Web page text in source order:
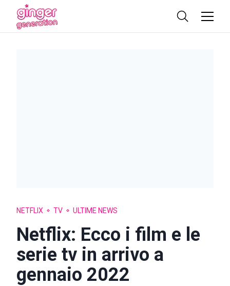
NETFLIX TV ULTIME NEWS
Netflix: Ecco i film e le
serie tv in arrivo a
gennaio 2022